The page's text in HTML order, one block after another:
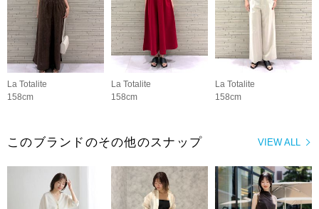
La Totalite
158cm
La Totalite
158cm
La Totalite
158cm
VIEW ALL
このブランドのその他のスナップ